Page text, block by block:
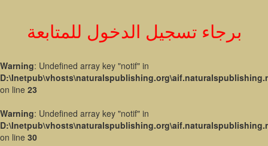
برجاء تسجيل الدخول للمتابعة
Warning: Undefined array key "notif" in
on line 23
Warning: Undefined array key "notif" in
on line 30